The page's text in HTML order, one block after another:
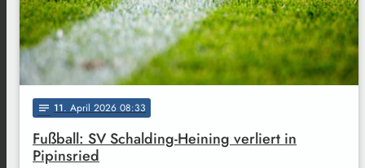
notes 11. April 2026 08:33
Fußball: SV Schalding-Heining verliert in
Pipinsried